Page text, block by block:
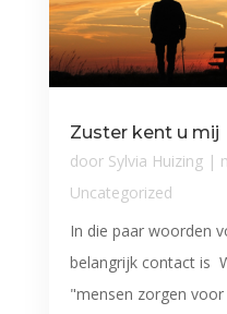
Zuster kent u mij
door Sylvia Huizing|
Uncategorized
In die paar woorden
belangrijk contact is
"mensen zorgen